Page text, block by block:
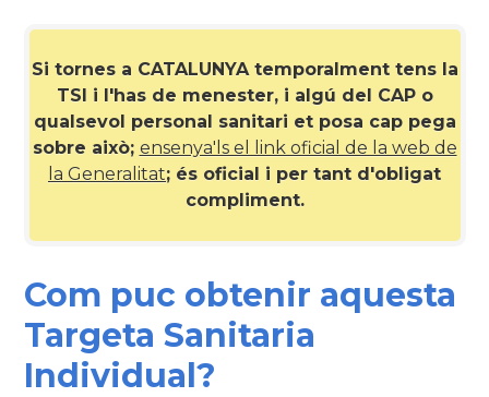
Si tornes a CATALUNYA temporalment tens la
TSI i l'has de menester, i algú del CAP o
qualsevol personal sanitari et posa cap pega
sobre això; ensenya'ls el link oficial de la web de
la Generalitat; és oficial i per tant d'obligat
compliment.
Com puc obtenir aquesta
Targeta Sanitaria
Individual?